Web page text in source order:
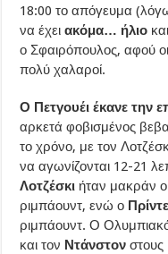
18:00 το απόγευμα
να έχειακόμα… ήλιο
ο Σφαιρόπουλος, αφού
πολύ χαλαροί.
Ο Πετγουέι έκανε την
αρκετά φοβισμένος
το χρόνο, με τον
να αγωνίζονται 12-21
Λοτζέσκι ήταν μακράν
ριμπάουντ, ενώ ο
ριμπάουντ. Ο
και τον Ντάνστονστους